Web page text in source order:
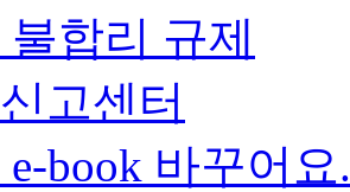
불합리 규제
신고센터
e-book 바꾸어요.